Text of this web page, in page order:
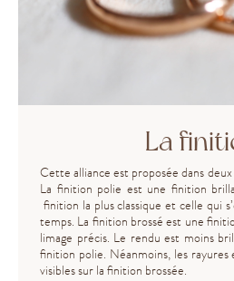
La
Cette alliance est proposée dans
La finition polie est une finition
finition la plus classique et celle qui
temps. La finition brossé est une
limage précis. Le rendu est moins
finition polie. Néanmoins, les
visibles sur la finition brossée.